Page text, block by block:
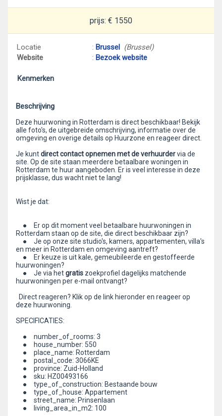
prijs: € 1550
Locatie : Brussel (Brussel)
Website
: Bezoek website
Kenmerken
Beschrijving
Deze huurwoning in Rotterdam is direct beschikbaar! Bekijk
alle foto's, de uitgebreide omschrijving, informatie over de
omgeving en overige details op Huurzone en reageer direct.
Je kuntdirect contact opnemen met de verhuurdervia de
site. Op de site staan meerdere betaalbare woningen in
Rotterdam te huur aangeboden. Er is veel interesse in deze
prijsklasse, dus wacht niet te lang!
Wist je dat:
● Er op dit moment veel betaalbare huurwoningen in
Rotterdam staan op de site, die direct beschikbaar zijn?
● Je op onze site studio's, kamers, appartementen, villa's
en meer in Rotterdam en omgeving aantreft?
● Er keuze is uit kale, gemeubileerde en gestoffeerde
huurwoningen?
● Je via hetgratis zoekprofiel dagelijks matchende
huurwoningen per e-mail ontvangt?
Direct reageren? Klik op de link hieronder en reageer op
deze huurwoning.
SPECIFICATIES:
● number_of_rooms: 3
● house_number: 550
● place_name: Rotterdam
● postal_code: 3066KE
● province: Zuid-Holland
● sku: HZ00493166
● type_of_construction: Bestaande bouw
● type_of_house: Appartement
● street_name: Prinsenlaan
● living_area_in_m2: 100